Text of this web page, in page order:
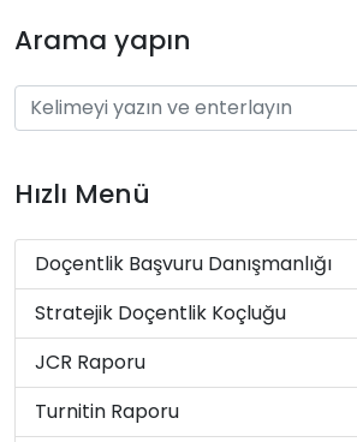
Arama yapın
Hızlı Menü
Doçentlik Başvuru Danışmanlığı
Stratejik Doçentlik Koçluğu
JCR Raporu
Turnitin Raporu